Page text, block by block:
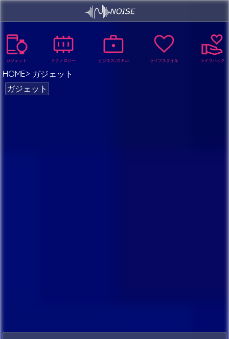
ガジェット テクノロジー ビジネス/スキル ライフスタイル ライフハック
HOME
ガジェット
ガジェット